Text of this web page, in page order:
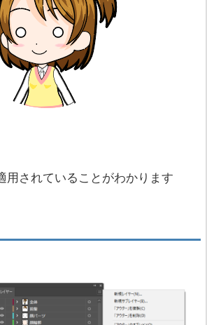
用されていることがわかります